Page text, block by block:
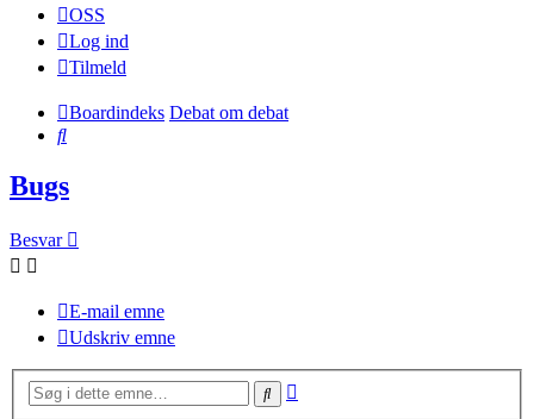
OSS
Log ind
Tilmeld
Boardindeks Debat om debat
Søg
Bugs
Besvar
E-mail emne
Udskriv emne
Søg